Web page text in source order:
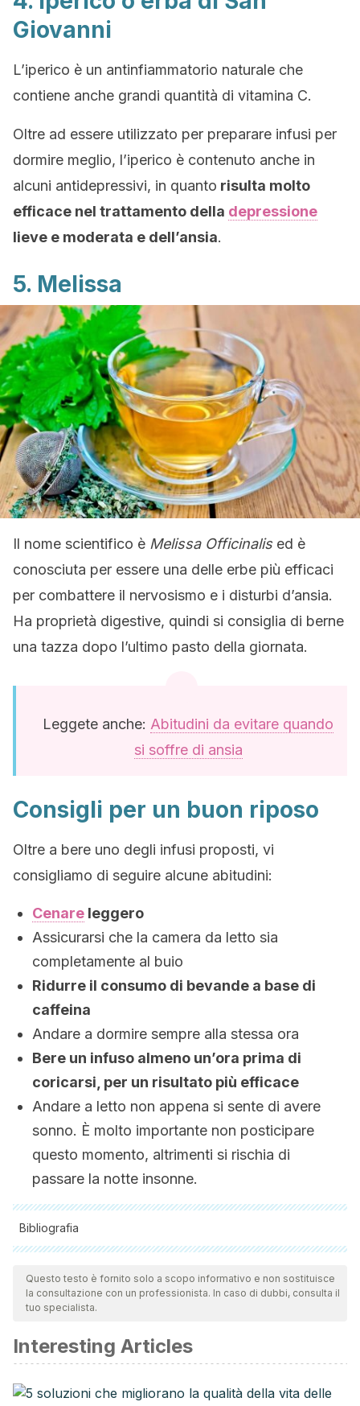
Giovanni
L’iperico è un antinfiammatorio naturale che
contiene anche grandi quantità di vitamina C.
Oltre ad essere utilizzato per preparare infusi per
dormire meglio, l’iperico è contenuto anche in
alcuni antidepressivi, in quanto risulta molto
efficace nel trattamento della depressione
lieve e moderata e dell’ansia.
5. Melissa
Il nome scientifico è Melissa Officinalis ed è
conosciuta per essere una delle erbe più efficaci
per combattere il nervosismo e i disturbi d’ansia.
Ha proprietà digestive, quindi si consiglia di berne
una tazza dopo l’ultimo pasto della giornata.
Leggete anche: Abitudini da evitare quando
si soffre di ansia
Consigli per un buon riposo
Oltre a bere uno degli infusi proposti, vi
consigliamo di seguire alcune abitudini:
Cenare leggero
Assicurarsi che la camera da letto sia
completamente al buio
Ridurre il consumo di bevande a base di
caffeina
Andare a dormire sempre alla stessa ora
Bere un infuso almeno un’ora prima di
coricarsi, per un risultato più efficace
Andare a letto non appena si sente di avere
sonno. È molto importante non posticipare
questo momento, altrimenti si rischia di
passare la notte insonne.
Bibliografia
Tutte le fonti citate sono state esaminate a fondo dal nostro
team per garantirne la qualità, l'affidabilità, l'attualità e la
validità. La bibliografia di questo articolo è stata considerata
Gastaldi, B., Assef, Y., Van Baren, C., Di Leo, P., Retta, D.,
Bandoni, A., & González, S. (2016). Actividad antioxidante
en infusiones, tinturas y aceites esenciales de especies
Questo testo è fornito solo a scopo informativo e non sostituisce
la consultazione con un professionista. In caso di dubbi, consulta il
tuo specialista.
Interesting Articles